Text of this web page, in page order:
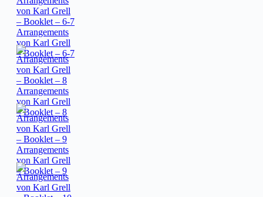
Arrangements
von Karl Grell
– Booklet – 6-7
Arrangements
von Karl Grell
– Booklet – 8
Arrangements
von Karl Grell
– Booklet – 9